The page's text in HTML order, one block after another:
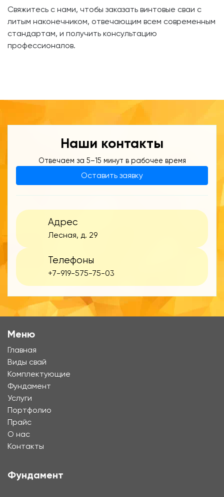
Свяжитесь с нами, чтобы заказать винтовые сваи с
литым наконечником, отвечающим всем современным
стандартам, и получить консультацию
профессионалов.
Наши контакты
Отвечаем за 5–15 минут в рабочее время
Оставить заявку
Адрес
Лесная, д. 29
Телефоны
+7-919-575-75-03
Меню
Главная
Виды свай
Комплектующие
Фундамент
Услуги
Портфолио
Прайс
О нас
Контакты
Фундамент